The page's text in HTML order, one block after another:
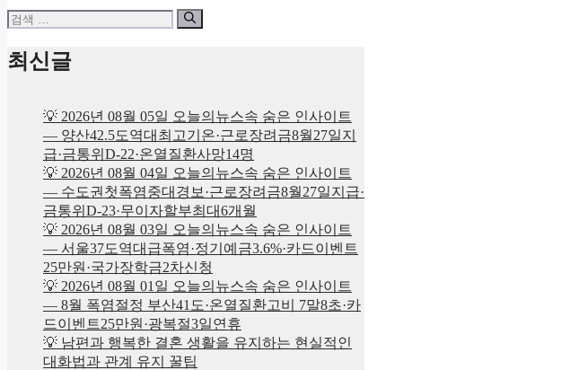
검
최신글
💡 2026년 08월 05일 오늘의뉴스속 숨은 인사이트
— 양산42.5도역대최고기온·근로장려금8월27일지
급·금통위D-22·온열질환사망14명
💡 2026년 08월 04일 오늘의뉴스속 숨은 인사이트
— 수도권첫폭염중대경보·근로장려금8월27일지급·
금통위D-23·무이자할부최대6개월
💡 2026년 08월 03일 오늘의뉴스속 숨은 인사이트
— 서울37도역대급폭염·정기예금3.6%·카드이벤트
25만원·국가장학금2차신청
💡 2026년 08월 01일 오늘의뉴스속 숨은 인사이트
— 8월 폭염절정 부산41도·온열질환고비 7말8초·카
드이벤트25만원·광복절3일연휴
💡 남편과 행복한 결혼 생활을 유지하는 현실적인
대화법과 관계 유지 꿀팁